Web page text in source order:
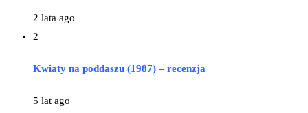
2 lata ago
2
Kwiaty na poddaszu (1987) – recenzja
5 lat ago